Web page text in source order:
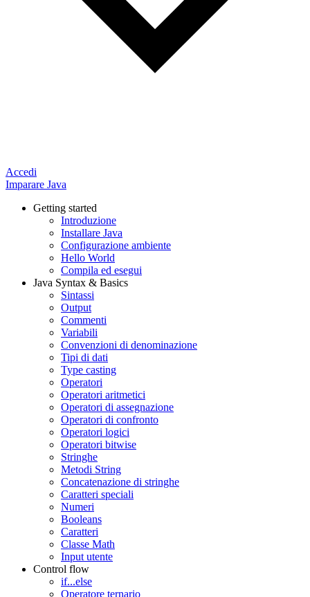
Accedi
Imparare Java
Getting started
Introduzione
Installare Java
Configurazione ambiente
Hello World
Compila ed esegui
Java Syntax & Basics
Sintassi
Output
Commenti
Variabili
Convenzioni di denominazione
Tipi di dati
Type casting
Operatori
Operatori aritmetici
Operatori di assegnazione
Operatori di confronto
Operatori logici
Operatori bitwise
Stringhe
Metodi String
Concatenazione di stringhe
Caratteri speciali
Numeri
Booleans
Caratteri
Classe Math
Input utente
Control flow
if...else
Operatore ternario